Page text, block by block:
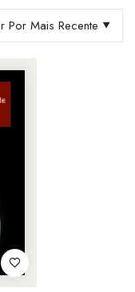
Por Mais Recente